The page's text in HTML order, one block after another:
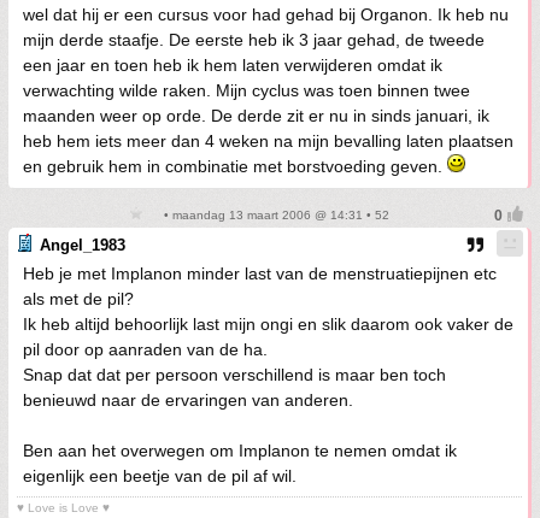
wel dat hij er een cursus voor had gehad bij Organon. Ik heb nu
mijn derde staafje. De eerste heb ik 3 jaar gehad, de tweede
een jaar en toen heb ik hem laten verwijderen omdat ik
verwachting wilde raken. Mijn cyclus was toen binnen twee
maanden weer op orde. De derde zit er nu in sinds januari, ik
heb hem iets meer dan 4 weken na mijn bevalling laten plaatsen
en gebruik hem in combinatie met borstvoeding geven.
• maandag 13 maart 2006 @ 14:31 • 52
Angel_1983
Heb je met Implanon minder last van de menstruatiepijnen etc
als met de pil?
Ik heb altijd behoorlijk last mijn ongi en slik daarom ook vaker de
pil door op aanraden van de ha.
Snap dat dat per persoon verschillend is maar ben toch
benieuwd naar de ervaringen van anderen.
Ben aan het overwegen om Implanon te nemen omdat ik
eigenlijk een beetje van de pil af wil.
♥ Love is Love ♥